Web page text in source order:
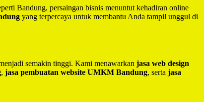
Bandung, persaingan bisnis menuntut kehadiran online
yang terpercaya untuk membantu Anda tampil unggul di
semakin tinggi. Kami menawarkan jasa web design
, jasa pembuatan website UMKM Bandung, serta jasa